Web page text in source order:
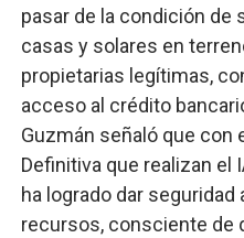
pasar de la condición de
casas y solares en
propietarias legítimas,
acceso al crédito
Guzmán señaló que con
Definitiva que realizan el
ha logrado dar
recursos, consciente de